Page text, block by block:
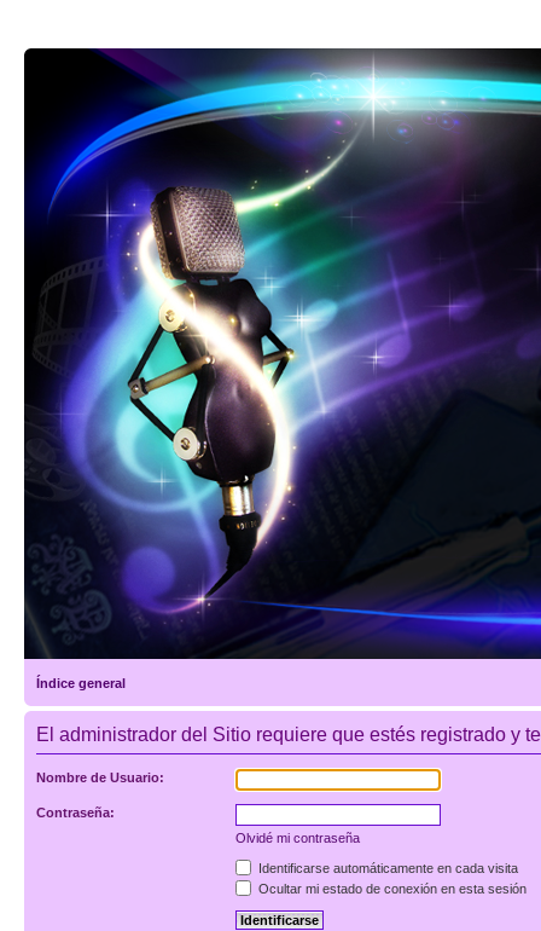
Índice general
El administrador del Sitio requiere que estés registrado y
Nombre de Usuario:
Contraseña:
Olvidé mi contraseña
Identificarse automáticamente en cada visita
Ocultar mi estado de conexión en esta sesión